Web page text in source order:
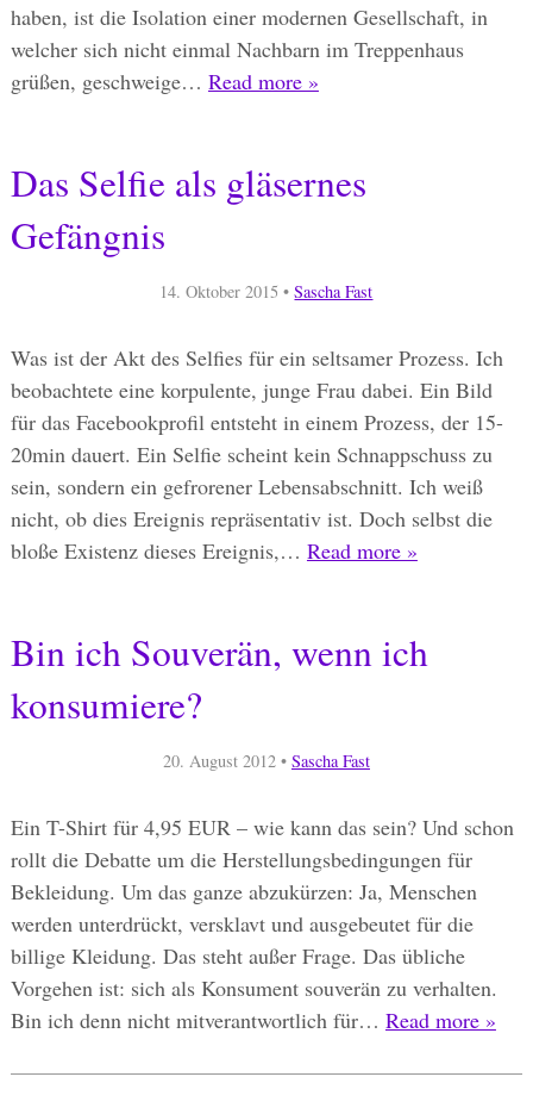
haben, ist die Isolation einer modernen Gesellschaft, in
welcher sich nicht einmal Nachbarn im Treppenhaus
grüßen, geschweige… Read more »
Das Selfie als gläsernes
Gefängnis
14. Oktober 2015 •Sascha Fast
Was ist der Akt des Selfies für ein seltsamer Prozess. Ich
beobachtete eine korpulente, junge Frau dabei. Ein Bild
für das Facebookprofil entsteht in einem Prozess, der 15-
20min dauert. Ein Selfie scheint kein Schnappschuss zu
sein, sondern ein gefrorener Lebensabschnitt. Ich weiß
nicht, ob dies Ereignis repräsentativ ist. Doch selbst die
bloße Existenz dieses Ereignis,… Read more »
Bin ich Souverän, wenn ich
konsumiere?
20. August 2012• Sascha Fast
Ein T-Shirt für 4,95 EUR – wie kann das sein? Und schon
rollt die Debatte um die Herstellungsbedingungen für
Bekleidung. Um das ganze abzukürzen: Ja, Menschen
werden unterdrückt, versklavt und ausgebeutet für die
billige Kleidung. Das steht außer Frage. Das übliche
Vorgehen ist: sich als Konsument souverän zu verhalten.
Bin ich denn nicht mitverantwortlich für… Read more »